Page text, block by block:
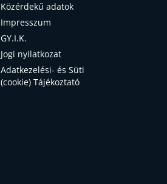
Közérdekű adatok
Impresszum
GY.I.K.
Jogi nyilatkozat
Adatkezelési- és Süti
(cookie) Tájékoztató